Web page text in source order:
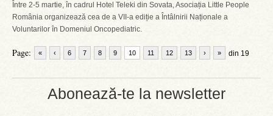
Abonează-te la newsletter
Între 2-5 martie, în cadrul Hotel Teleki din Sovata, Asociația Little People
România organizează cea de a VII-a ediție a Întâlnirii Naționale a
Voluntarilor în Domeniul Oncopediatric.
Page: « ‹ 6 7 8 9 10 11 12 13 din 19
› »